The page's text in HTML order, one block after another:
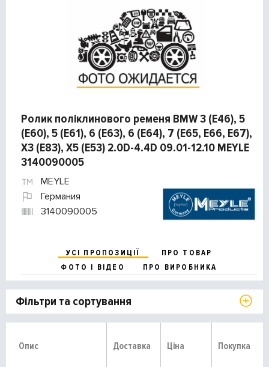
Ролик поліклинового ременя BMW 3 (E46), 5
(E60), 5 (E61), 6 (E63), 6 (E64), 7 (E65, E66, E67),
X3 (E83), X5 (E53) 2.0D-4.4D 09.01-12.10 MEYLE
3140090005
MEYLE
Германия
3140090005
УСІ ПРОПОЗИЦІЇ
ПРО ТОВАР
ФОТО І ВІДЕО
ПРО ВИРОБНИКА
Фільтри та сортування
Опис Доставка Ціна Покупка